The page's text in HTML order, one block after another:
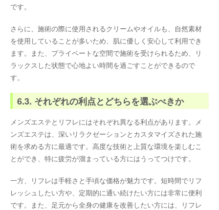
です。
さらに、施術の際に使用されるクリームやオイルも、自然素材
を使用していることが多いため、肌に優しく安心して利用でき
ます。また、プライベートな空間で施術を受けられるため、リ
ラックスした状態で心地よい時間を過ごすことができるので
す。
6.3. それぞれの利点とどちらを選ぶべきか
メンズエステとリフレにはそれぞれ異なる利点があります。メ
ンズエステは、深いリラクゼーションとカスタマイズされた施
術を求める方に最適です。高度な技術と上質な環境を楽しむこ
とができ、特に疲労が溜まっている方にはうってつけです。
一方、リフレは手軽さと手頃な価格が魅力です。短時間でリフ
レッシュしたい方や、定期的に通い続けたい方には非常に便利
です。また、足元から全身の健康を改善したい方には、リフレ